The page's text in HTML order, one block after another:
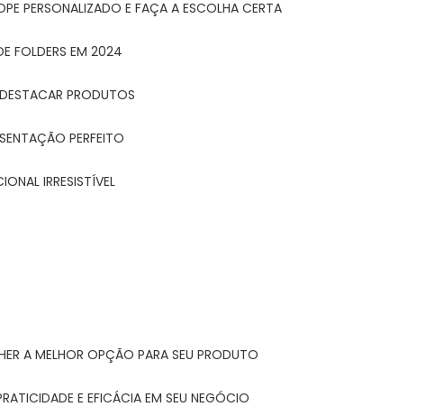
PERSONALIZADO E FAÇA A ESCOLHA CERTA
FOLDERS EM 2024
PRODUTOS
PERFEITO
IRRESISTÍVEL
A MELHOR OPÇÃO PARA SEU PRODUTO
E EFICÁCIA EM SEU NEGÓCIO